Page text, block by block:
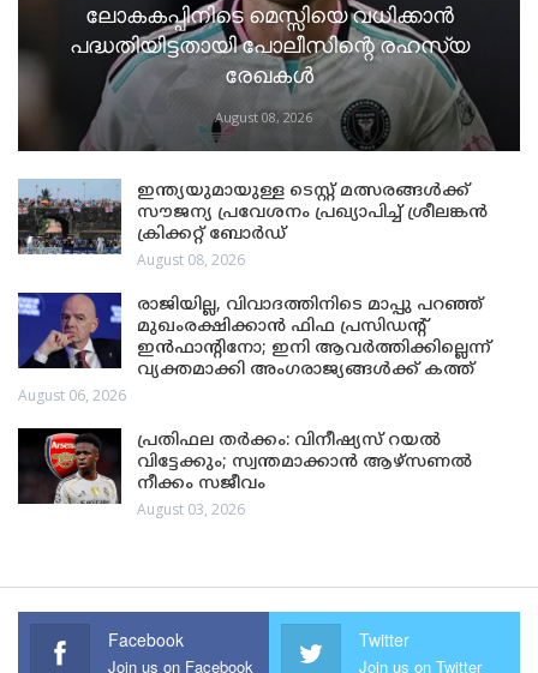
ലോകകപ്പിനിടെ മെസ്സിയെ വധിക്കാൻ
പദ്ധതിയിട്ടതായി പോലീസിന്റെ രഹസ്യ
രേഖകൾ
August 08, 2026
ഇന്ത്യയുമായുള്ള ടെസ്റ്റ് മത്സരങ്ങൾക്ക്
സൗജന്യ പ്രവേശനം പ്രഖ്യാപിച്ച് ശ്രീലങ്കൻ
ക്രിക്കറ്റ് ബോർഡ്
August 08, 2026
രാജിയില്ല, വിവാദത്തിനിടെ മാപ്പു പറഞ്ഞ്
മുഖംരക്ഷിക്കാൻ ഫിഫ പ്രസിഡന്റ്
ഇൻഫാന്റിനോ; ഇനി ആവർത്തിക്കില്ലെന്ന്
വ്യക്തമാക്കി അംഗരാജ്യങ്ങൾക്ക് കത്ത്
August 06, 2026
പ്രതിഫല തർക്കം: വിനീഷ്യസ് റയൽ
വിട്ടേക്കും; സ്വന്തമാക്കാൻ ആഴ്സണൽ
നീക്കം സജീവം
August 03, 2026
Facebook
Join us on Facebook
Twitter
Join us on Twitter